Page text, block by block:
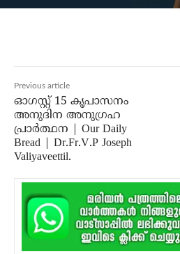
Previous article
ഓഗസ്റ്റ് 15 കൃപാസനം
അനുദിന അനുഗ്രഹ
പ്രാർത്ഥന | Our Daily
Bread | Dr.Fr.V.P Joseph
Valiyaveettil.